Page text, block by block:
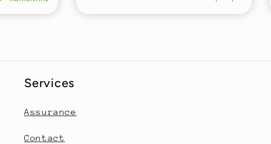
Services
Assurance
Contact